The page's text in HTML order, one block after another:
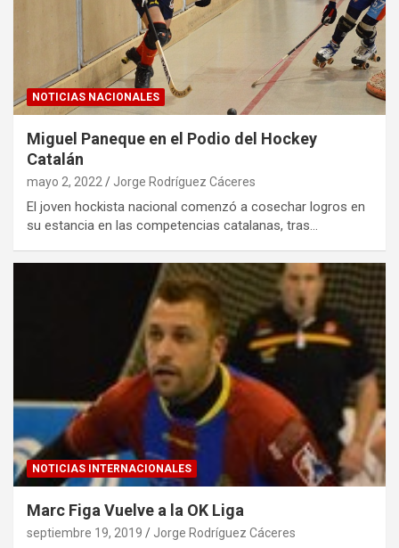
NOTICIAS NACIONALES
Miguel Paneque en el Podio del Hockey
Catalán
mayo 2, 2022 Jorge Rodríguez Cáceres
El joven hockista nacional comenzó a cosechar logros en
su estancia en las competencias catalanas, tras…
NOTICIAS INTERNACIONALES
Marc Figa Vuelve a la OK Liga
septiembre 19, 2019 Jorge Rodríguez Cáceres